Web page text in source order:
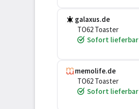
galaxus.de
TO62 Toaster
Sofort lieferbar
memolife.de
TO62 Toaster
Sofort lieferbar